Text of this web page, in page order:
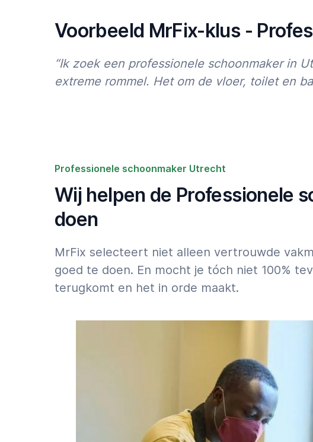
En zijn Cliënten trouw aan MrFix?
50.000 tevreden Cliënten in heel Nederland
75% van de Cliënten plaatst binnen 12 maanden
Let op: 50% toeslag voor klussen die binnen 24 uur, na
weekend moeten starten: zie
Tarieven</a >.
Voorbeeld MrFix-klus -
“Ik zoek een professionele schoonmaker in
extreme rommel. Het om de vloer, toilet en
Professionele schoonmaker Utrecht
Wij helpen de Professionele
doen
MrFix selecteert niet alleen vertrouwde
goed te doen. En mocht je tóch niet 100%
terugkomt en het in orde maakt.